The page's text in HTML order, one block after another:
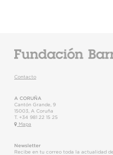
Contacto
A CORUÑA
Cantón Grande, 9
15003
A Coruña
T. +34 981 22 15 25
Mapa
Newsletter
Recibe en tu correo toda la actualidad